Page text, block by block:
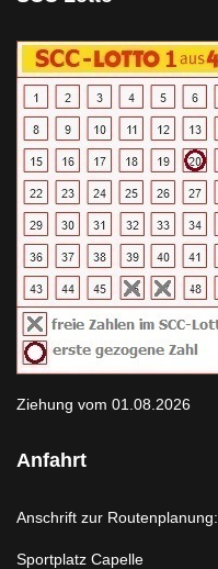
Ziehung vom 01.08.2026
Anfahrt
Anschrift zur Routenplanung:
Sportplatz Capelle